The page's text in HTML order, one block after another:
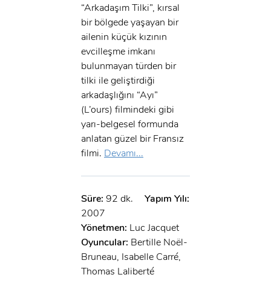
“Arkadaşım Tilki”, kırsal
bir bölgede yaşayan bir
ailenin küçük kızının
evcilleşme imkanı
bulunmayan türden bir
tilki ile geliştirdiği
arkadaşlığını “Ayı”
(L’ours) filmindeki gibi
yarı-belgesel formunda
anlatan güzel bir Fransız
filmi. Devamı...
Süre: 92 dk.
Yapım Yılı:
2007
Yönetmen: Luc Jacquet
Oyuncular: Bertille Noël-
Bruneau, Isabelle Carré,
Thomas Laliberté